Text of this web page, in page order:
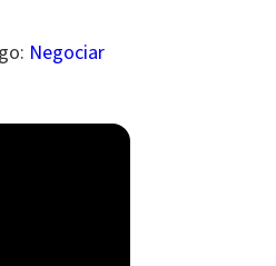
Negociar